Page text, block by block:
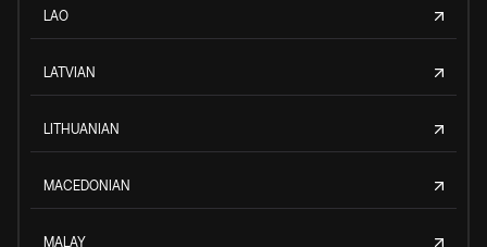
LAO
LATVIAN
LITHUANIAN
MACEDONIAN
MALAY